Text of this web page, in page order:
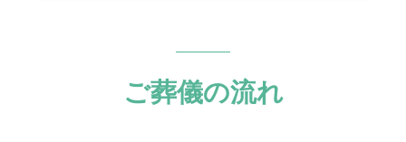
ご葬儀の流れ